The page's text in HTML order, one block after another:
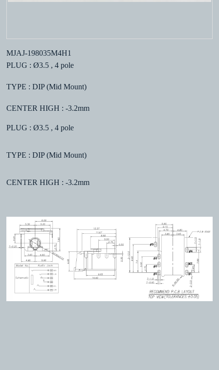
MJAJ-198035M4H1
PLUG : Ø3.5 , 4 pole
TYPE : DIP (Mid Mount)
CENTER HIGH : -3.2mm
PLUG : Ø3.5 , 4 pole
TYPE : DIP (Mid Mount)
CENTER HIGH : -3.2mm